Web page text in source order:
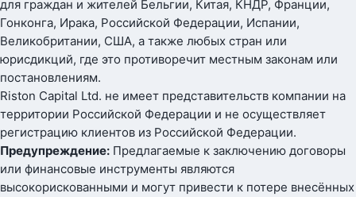
для граждан и жителей Бельгии, Китая, КНДР, Франции,
Гонконга, Ирака, Российской Федерации, Испании,
Великобритании, США, а также любых стран или
юрисдикций, где это противоречит местным законам или
постановлениям.
Riston Capital Ltd. не имеет представительств компании на
территории Российской Федерации и не осуществляет
регистрацию клиентов из Российской Федерации.
Предупреждение: Предлагаемые к заключению договоры
или финансовые инструменты являются
высокорискованными и могут привести к потере внесённых